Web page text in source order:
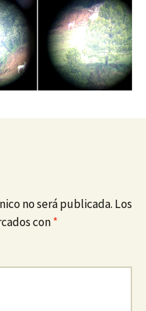
no será publicada. Los
con*